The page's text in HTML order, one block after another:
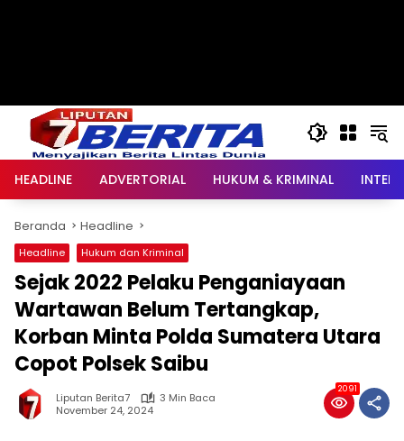
HEADLINE ADVERTORIAL HUKUM & KRIMINAL
Beranda Headline
Headline Hukum dan Kriminal
Sejak 2022 Pelaku Penganiayaan
Wartawan Belum Tertangkap,
Korban Minta Polda Sumatera Utara
Copot Polsek Saibu
Liputan Berita7
3 Min Baca
November 24, 2024
2091